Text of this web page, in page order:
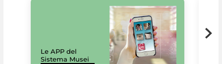
Le APP del
Sistema Musei